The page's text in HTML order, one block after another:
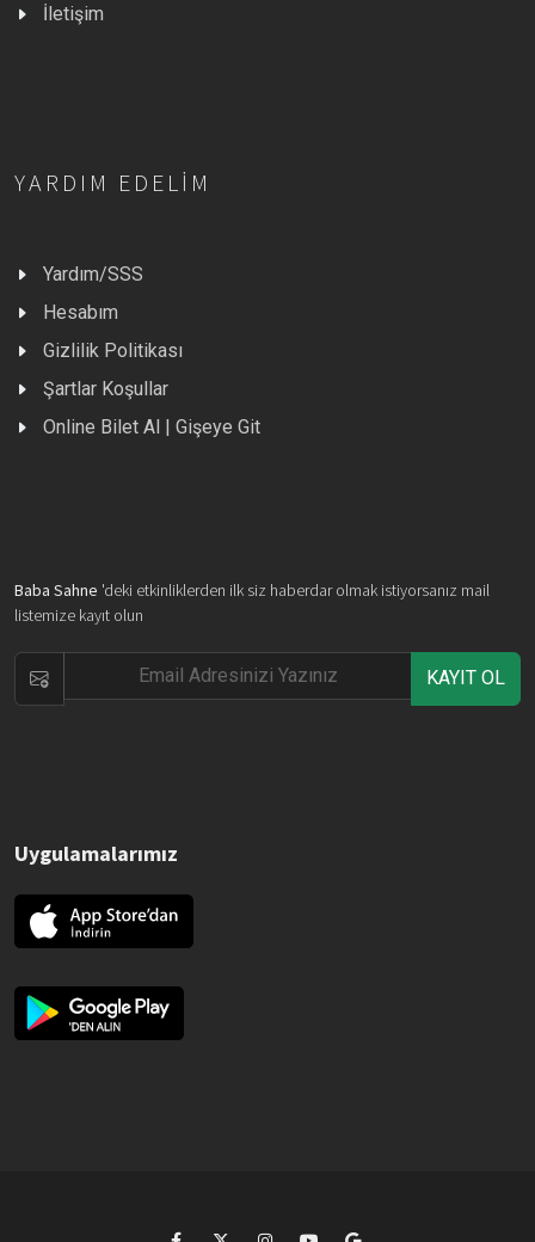
İletişim
YARDIM EDELIM
Yardım/SSS
Hesabım
Gizlilik Politikası
Şartlar Koşullar
Online Bilet Al | Gişeye Git
Baba Sahne 'deki etkinliklerden ilk siz haberdar olmak istiyorsanız mail
listemize kayıt olun
KAYIT OL
Uygulamalarımız